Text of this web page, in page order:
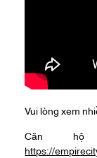
Vui lòng xem
Căn hộ
https://